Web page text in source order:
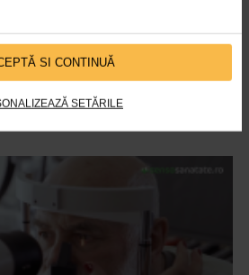
SI CONTINUĂ
SETĂRILE
aleargă pentru sănătatea